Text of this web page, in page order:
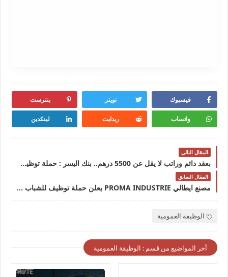
فيسبوك تويتر بنترست
واتساب ريدايت لينكدين
المقال التالي
بعقد دائم وراتب لا يقل عن 5500 درهم.. بنك اليسر : حملة توظيف واسعة لفائدة الشباب حاملي الشواهد و الدبلومات 2024
المقال السابق
مصنع ايطالي PROMA INDUSTRIE يعلن حملة توظيف للشباب حاملي الدبلومات والشواهد في العديد من التخصصات
الوظيفة العمومية
أخر المواضيع من قسم : الوظيفة العمومية